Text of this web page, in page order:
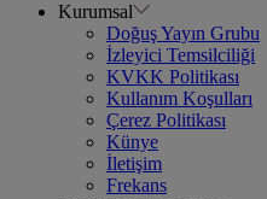
Kurumsal
Doğuş Yayın Grubu
İzleyici Temsilciliği
KVKK Politikası
Kullanım Koşulları
Çerez Politikası
Künye
İletişim
Frekans